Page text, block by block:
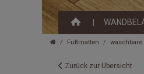
Fußmatten waschbare
Zurück zur Übersicht